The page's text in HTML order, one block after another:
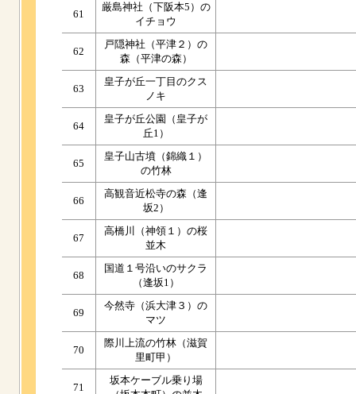
61
厳島神社（下阪本5）の
イチョウ
62
戸隠神社（平津２）の
森（平津の森）
63
皇子が丘一丁目のクス
ノキ
64
皇子が丘公園（皇子が
丘1）
65
皇子山古墳（錦織１）
の竹林
66
高観音近松寺の森（逢
坂2）
67
高橋川（神領１）の桜
並木
68
国道１号沿いのサクラ
（逢坂1）
69
今然寺（浜大津３）の
マツ
70
際川上流の竹林（滋賀
里町甲）
71
坂本ケーブル乗り場